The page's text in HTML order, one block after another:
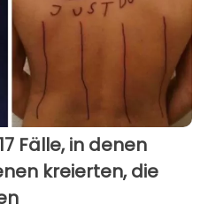
Fälle, in denen
kreierten, die